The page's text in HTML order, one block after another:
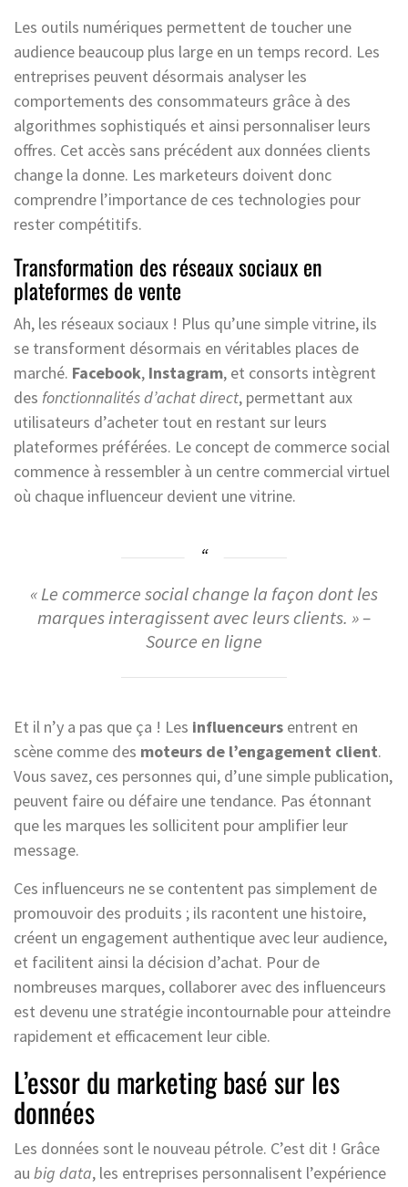
Les outils numériques permettent de toucher une
audience beaucoup plus large en un temps record. Les
entreprises peuvent désormais analyser les
comportements des consommateurs grâce à des
algorithmes sophistiqués et ainsi personnaliser leurs
offres. Cet accès sans précédent aux données clients
change la donne. Les marketeurs doivent donc
comprendre l’importance de ces technologies pour
rester compétitifs.
Transformation des réseaux sociaux en
plateformes de vente
Ah, les réseaux sociaux ! Plus qu’une simple vitrine, ils
se transforment désormais en véritables places de
marché. Facebook, Instagram, et consorts intègrent
des fonctionnalités d’achat direct, permettant aux
utilisateurs d’acheter tout en restant sur leurs
plateformes préférées. Le concept de commerce social
commence à ressembler à un centre commercial virtuel
où chaque influenceur devient une vitrine.
« Le commerce social change la façon dont les
marques interagissent avec leurs clients. » –
Source en ligne
Et il n’y a pas que ça ! Les influenceurs entrent en
scène comme des moteurs de l’engagement client.
Vous savez, ces personnes qui, d’une simple publication,
peuvent faire ou défaire une tendance. Pas étonnant
que les marques les sollicitent pour amplifier leur
message.
Ces influenceurs ne se contentent pas simplement de
promouvoir des produits ; ils racontent une histoire,
créent un engagement authentique avec leur audience,
et facilitent ainsi la décision d’achat. Pour de
nombreuses marques, collaborer avec des influenceurs
est devenu une stratégie incontournable pour atteindre
rapidement et efficacement leur cible.
L’essor du marketing basé sur les
données
Les données sont le nouveau pétrole. C’est dit ! Grâce
au big data, les entreprises personnalisent l’expérience